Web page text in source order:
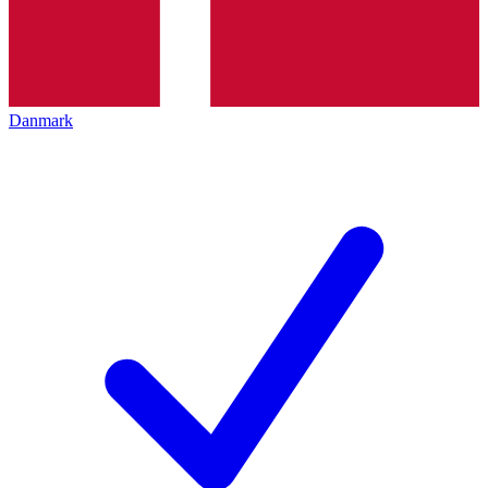
Danmark